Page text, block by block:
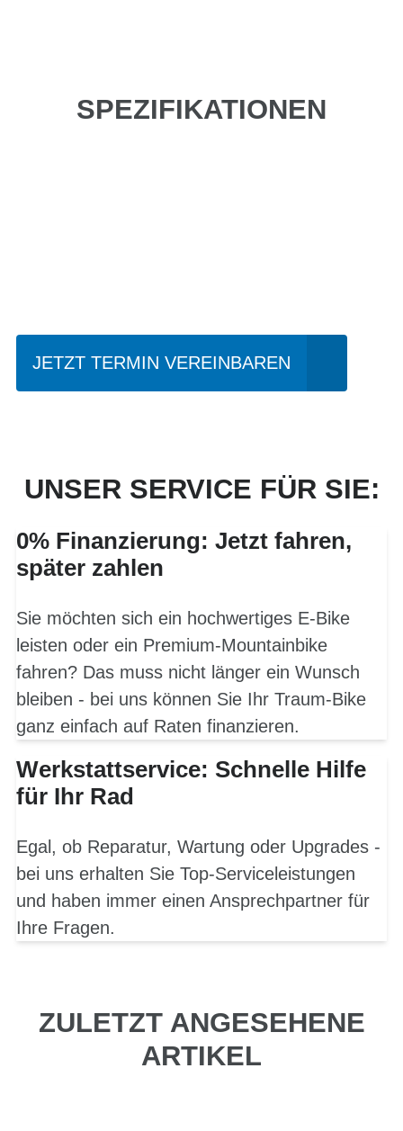
SPEZIFIKATIONEN
JETZT TERMIN VEREINBAREN
UNSER SERVICE FÜR SIE:
0% Finanzierung: Jetzt fahren,
später zahlen
Sie möchten sich ein hochwertiges E-Bike
leisten oder ein Premium-Mountainbike
fahren? Das muss nicht länger ein Wunsch
bleiben - bei uns können Sie Ihr Traum-Bike
ganz einfach auf Raten finanzieren.
Werkstattservice: Schnelle Hilfe
für Ihr Rad
Egal, ob Reparatur, Wartung oder Upgrades -
bei uns erhalten Sie Top-Serviceleistungen
und haben immer einen Ansprechpartner für
Ihre Fragen.
ZULETZT ANGESEHENE
ARTIKEL